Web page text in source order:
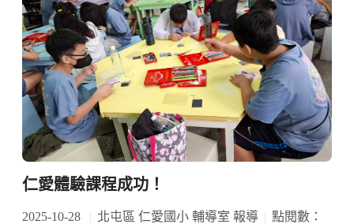
仁愛體驗課程成功！
2025-10-28 北屯區 仁愛國小 輔導室 報導
點閱數：